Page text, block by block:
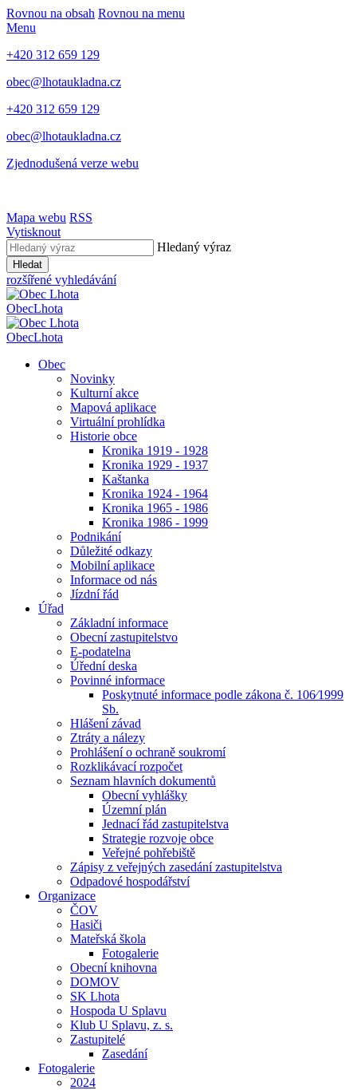
Rovnou na obsah Rovnou na menu
Menu
+420 312 659 129
obec@lhotaukladna.cz
+420 312 659 129
obec@lhotaukladna.cz
Zjednodušená verze webu
Mapa webu RSS
Vytisknout
Hledaný výraz
Hledat
rozšířené vyhledávání
ObecLhota
ObecLhota
Obec
Novinky
Kulturní akce
Mapová aplikace
Virtuální prohlídka
Historie obce
Kronika 1919 - 1928
Kronika 1929 - 1937
Kaštanka
Kronika 1924 - 1964
Kronika 1965 - 1986
Kronika 1986 - 1999
Podnikání
Důležité odkazy
Mobilní aplikace
Informace od nás
Jízdní řád
Úřad
Základní informace
Obecní zastupitelstvo
E-podatelna
Úřední deska
Povinné informace
Poskytnuté informace podle zákona č. 106⁄1999
Sb.
Hlášení závad
Ztráty a nálezy
Prohlášení o ochraně soukromí
Rozklikávací rozpočet
Seznam hlavních dokumentů
Obecní vyhlášky
Územní plán
Jednací řád zastupitelstva
Strategie rozvoje obce
Veřejné pohřebiště
Zápisy z veřejných zasedání zastupitelstva
Odpadové hospodářství
Organizace
ČOV
Hasiči
Mateřská škola
Fotogalerie
Obecní knihovna
DOMOV
SK Lhota
Hospoda U Splavu
Klub U Splavu, z. s.
Zastupitelé
Zasedání
Fotogalerie
2024